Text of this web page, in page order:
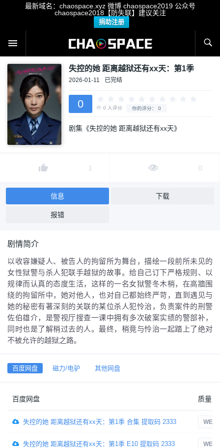
最新域名：chaospace.xyz 微博 chaospace2019 公众号
chaospace2018【防失联】建议关注
捐助注册
失控的她 距离越狱还有xx天：第1季
2026-01-11 已完结
0
剧集《失控的她 距离越狱还有xx天》
1 0
信息 下载
报错
剧情简介
以收容嫌疑人、被告人的拘留所为舞台，描绘一段前所未见的
女性狱警与杀人犯联手越狱的故事。给自己订下严格规则、以
规律而认真的态度生活，这样的一名女狱警冬木梢，在高牆围
绕的拘留所中，她对他人，也对自己都始终严苛，直到遇见与
她的秘密有著深刻的关联的某位杀人犯怜治，负责案件的刑警
佐伯雄介，是警视厅搜查一课中拥有多次破案实绩的警部补，
同时也是了解梢过去的人。最终，梢竟与怜治一起踏上了绝对
不被允许的越狱之路。
百度网盘 磁力/电驴 其他网盘
百度网盘 质量
失控的她 距离越狱还有xx天：第1季 合集 提取码 2333
失控的她 距离越狱还有xx天：第1季 E10 提取码 2333